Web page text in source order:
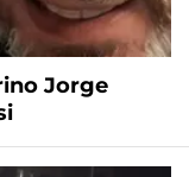
Jorge